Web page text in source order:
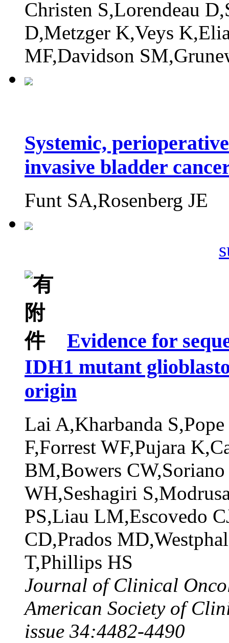
Christen S,Lorendeau
D,Metzger K,Veys
MF,Davidson
Systemic,
invasive bladder
Funt SA,Rosenberg JE
Evidence for
IDH1 mutant
origin
Lai A,Kharbanda
F,Forrest WF,Pujara
BM,Bowers
WH,Seshagiri
PS,Liau LM,Escovedo
CD,Prados
T,Phillips HS
Journal of Clinical
American Society of
issue 34:4482-4490